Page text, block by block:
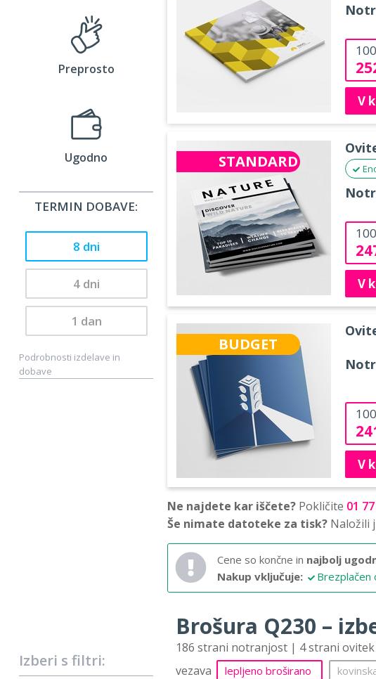
Preprosto
Ugodno
TERMIN DOBAVE:
8 dni
4 dni
1 dan
Podrobnosti izdelave in
dobave
Izberi s filtri:
100
V
STANDARD
100
V
BUDGET
100
V
Ne najdete kar iščete? Pokličite 01
Še nimate datoteke za tisk? Naložili
Cene so končne in najbolj
Nakup vključuje:
Brezplačen
Brošura Q230 –
186 strani notranjost | 4 strani
vezava
lepljeno broširano